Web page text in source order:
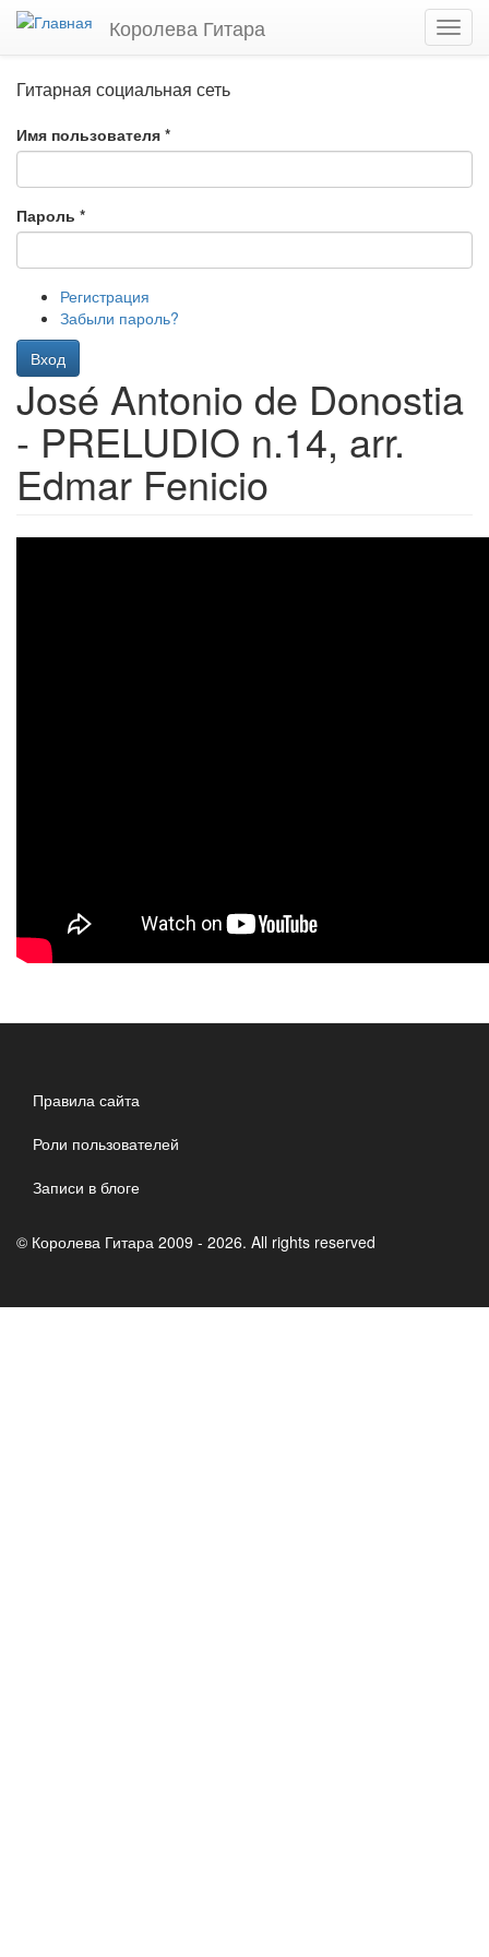
Перейти
Королева Гитара
Гитарная социальная сеть
Имя пользователя *
Пароль *
Регистрация
Забыли пароль?
Вход
José Antonio de Donostia
- PRELUDIO n.14, arr.
Edmar Fenicio
Правила сайта
Роли пользователей
Записи в блоге
© Королева Гитара 2009 - 2026. All rights reserved